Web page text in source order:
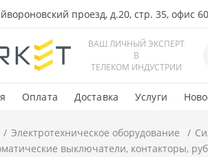
проезд, д.20, стр. 35, офис
ВАШ ЛИЧНЫЙ ЭКСПЕРТ
В
ТЕЛЕКОМ ИНДУСТРИИ
Оплата Доставка Услуги
Электротехническое оборудование
выключатели, контакторы,